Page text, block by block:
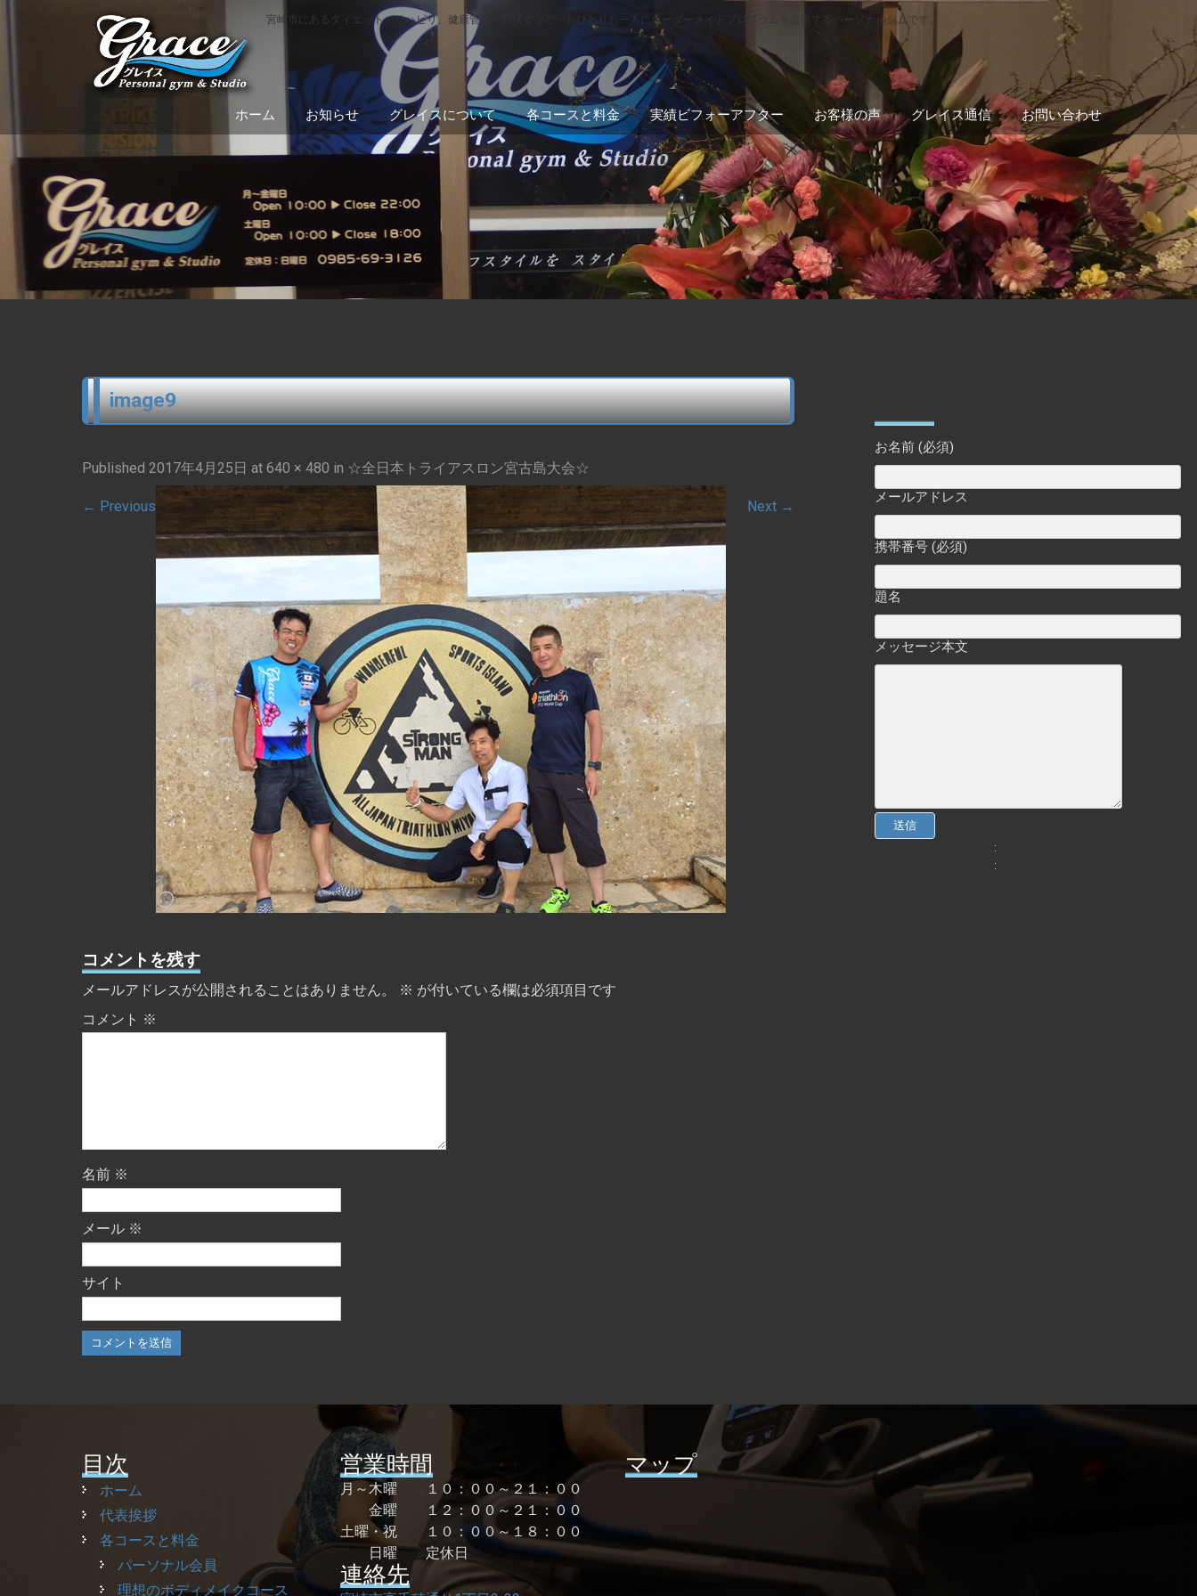
宮崎市にあるダイエット、リハビリ、健康管理、競技者など、おひとりお一人にオーダーメイドプログラムを提供するパーソナルジムです。
ホーム お知らせ グレイスについて 各コースと料金 実績ビフォーアフター お客様の声 グレイス通信 お問い合わせ
image9
Published 2017年4月25日 at 640 × 480 in ☆全日本トライアスロン宮古島大会☆
← Previous Next →
コメントを残す
メールアドレスが公開されることはありません。 ※ が付いている欄は必須項目です
コメント ※
名前 ※
メール ※
サイト
お名前 (必須)
メールアドレス
携帯番号 (必須)
題名
メッセージ本文
目次
ホーム
代表挨拶
各コースと料金
パーソナル会員
理想のボディメイクコース
営業時間
月～木曜 １０：００～２１：００
金曜 １２：００～２１：００
土曜・祝 １０：００～１８：００
日曜 定休日
連絡先
マップ